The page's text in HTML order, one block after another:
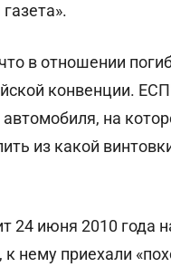
в отношении
конвенции.
на
из какой
24 июня 2010 года
к нему приехали